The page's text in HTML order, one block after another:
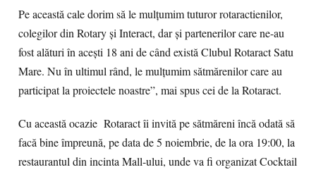
Pe această cale dorim să le mulțumim tuturor rotaractienilor,
colegilor din Rotary și Interact, dar și partenerilor care ne-au
fost alături în acești 18 ani de când există Clubul Rotaract Satu
Mare. Nu în ultimul rând, le mulțumim sătmărenilor care au
participat la proiectele noastre”, mai spus cei de la Rotaract.
Cu această ocazie Rotaract îi invită pe sătmăreni încă odată să
facă bine împreună, pe data de 5 noiembrie, de la ora 19:00, la
restaurantul din incinta Mall-ului, unde va fi organizat Cocktail